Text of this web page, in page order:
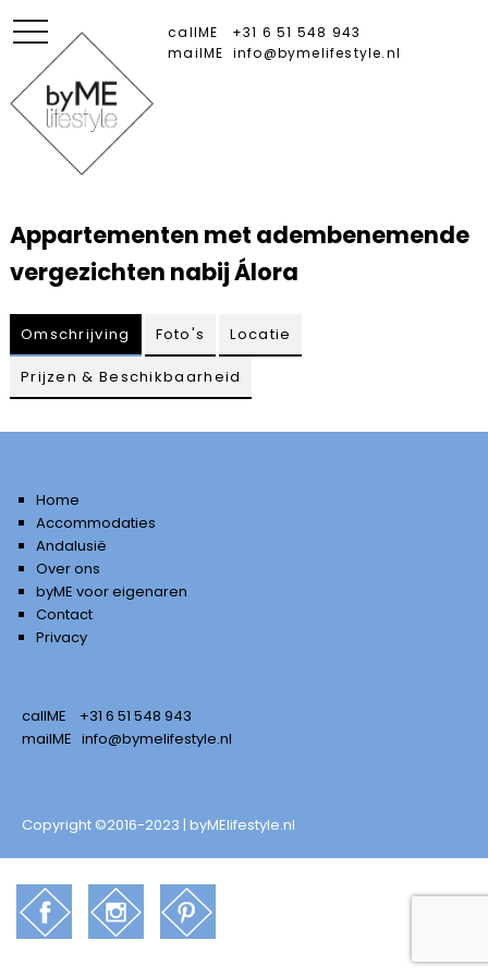
toggle
navigation
callME +31 6 51 548 943
mailME info@bymelifestyle.nl
Appartementen met adembenemende
vergezichten nabij Álora
Omschrijving Foto's Locatie
Prijzen & Beschikbaarheid
callME +31 6 51 548 943
mailME info@bymelifestyle.nl
Home
Accommodaties
Andalusië
Over ons
byME voor eigenaren
Contact
Privacy
Copyright ©2016-2023 | byMElifestyle.nl